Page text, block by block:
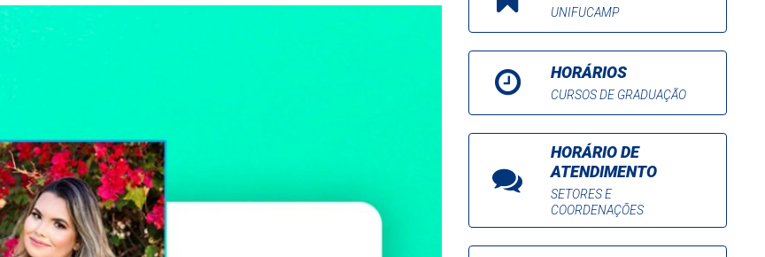
UNIFUCAMP
HORÁRIOS
CURSOS DE GRADUAÇÃO
HORÁRIO DE
ATENDIMENTO
SETORES E
COORDENAÇÕES